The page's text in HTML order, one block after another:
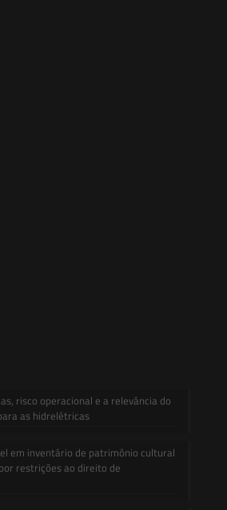
risco operacional e a relevância do
as hidrelétricas
em inventário de patrimônio cultural
restrições ao direito de